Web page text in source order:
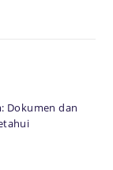
Dokumen dan